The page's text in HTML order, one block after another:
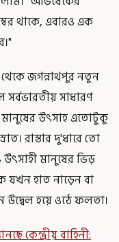
থাকে, এবারও এক
জগন্নাথপুর নতুন
সাধারণ
মানুষের উৎসাহ এতোটুকু
রাস্তার দু'ধারে তো
মানুষের ভিড়
যখন হাত নাড়েন বা
হয়ে ওঠে ফলতা।
কেন্দ্রীয় বাহিনী: